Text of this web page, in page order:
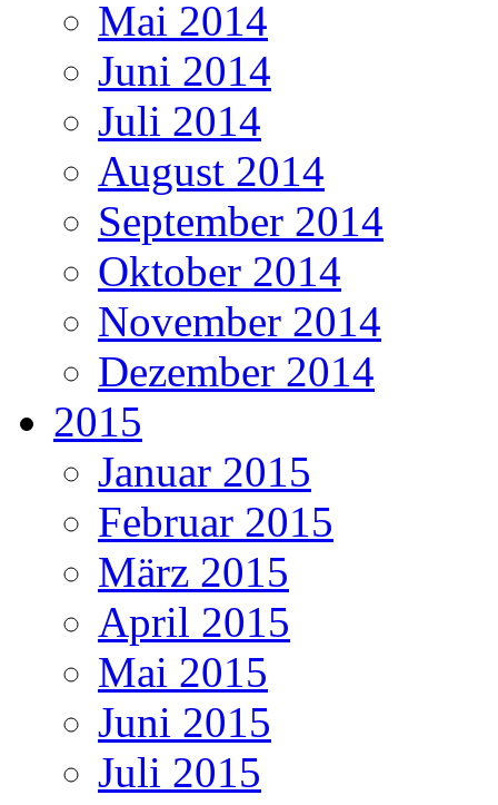
Mai 2014
Juni 2014
Juli 2014
August 2014
September 2014
Oktober 2014
November 2014
Dezember 2014
2015
Januar 2015
Februar 2015
März 2015
April 2015
Mai 2015
Juni 2015
Juli 2015